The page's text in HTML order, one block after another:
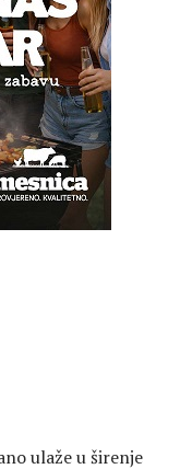
ulaže u širenje